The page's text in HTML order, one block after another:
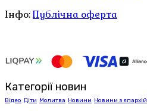
Інфо:Публічна оферта
Категорії новин
Відео Діти Молитва Новини Новини з єпархій